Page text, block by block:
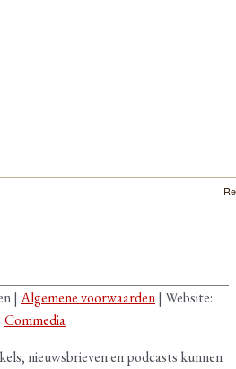
| Algemene voorwaarden| Website:
Commedia
nieuwsbrieven en podcasts kunnen